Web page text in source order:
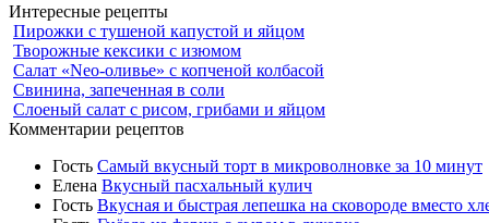
Интересные рецепты
Пирожки с тушеной капустой и яйцом
Творожные кексики с изюмом
Салат «Neo-оливье» с копченой колбасой
Свинина, запеченная в соли
Слоеный салат с рисом, грибами и яйцом
Комментарии рецептов
Гость Самый вкусный торт в микроволновке за 10 минут
Елена Вкусный пасхальный кулич
Гость Вкусная и быстрая лепешка на сковороде вместо